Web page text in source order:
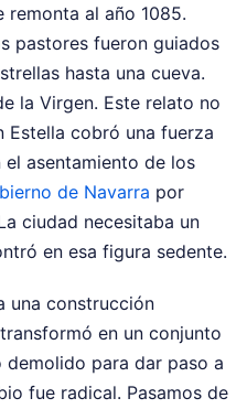
remonta al año 1085.
pastores fueron guiados
hasta una cueva.
la Virgen. Este relato no
Estella cobró una fuerza
asentamiento de los
de Navarra por
ciudad necesitaba un
en esa figura sedente.
una construcción
en un conjunto
para dar paso a
fue radical. Pasamos de